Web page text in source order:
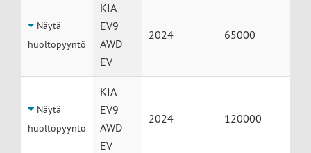
Näytä
huoltopyyntö
KIA
EV9
AWD
EV
2024 65000
Näytä
huoltopyyntö
KIA
EV9
AWD
EV
2024 120000